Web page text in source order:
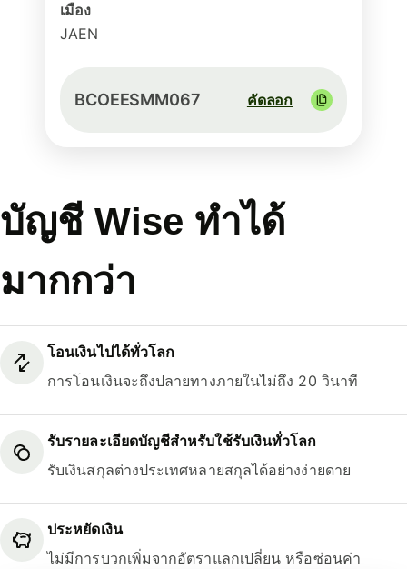
เมือง
JAEN
BCOEESMM067 คัดลอก
บัญชี Wise ทำได้
มากกว่า
โอนเงินไปได้ทั่วโลก
การโอนเงินจะถึงปลายทางภายในไม่ถึง 20 วินาที
รับรายละเอียดบัญชีสำหรับใช้รับเงินทั่วโลก
รับเงินสกุลต่างประเทศหลายสกุลได้อย่างง่ายดาย
ประหยัดเงิน
ไม่มีการบวกเพิ่มจากอัตราแลกเปลี่ยน หรือซ่อนค่า